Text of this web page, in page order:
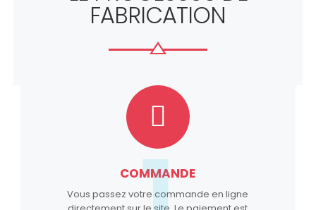
FABRICATION
COMMANDE
Vous passez votre commande en ligne